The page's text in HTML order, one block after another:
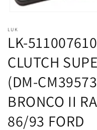
multimedia
1
en
ventana
modal
LUK
LK-
CLUTCH
(DM-
BRONCO II
86/93 FORD